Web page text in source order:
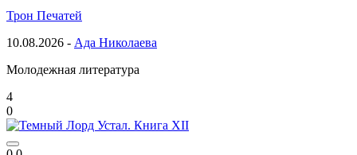
Трон Печатей
10.08.2026 - Ада Николаева
Молодежная литература
4
0